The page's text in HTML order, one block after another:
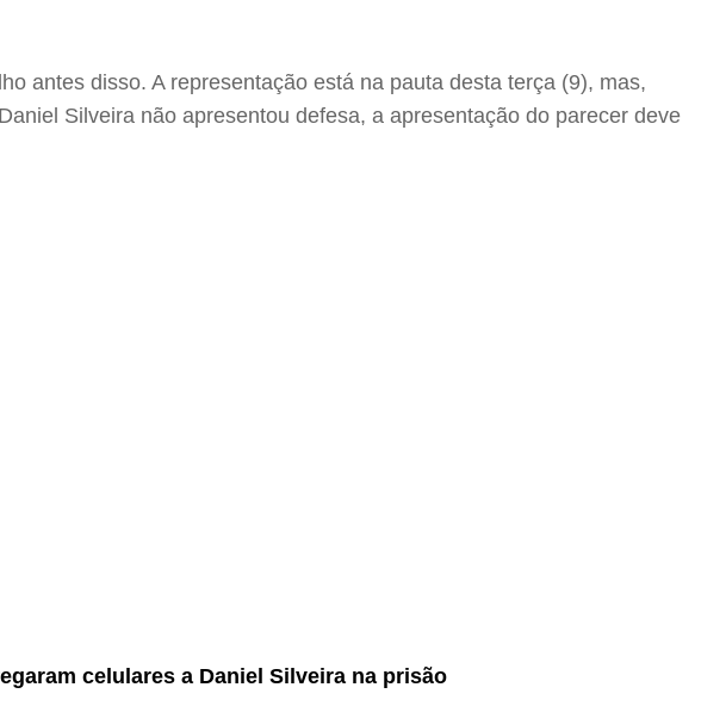
antes disso. A representação está na pauta desta terça (9), mas,
Silveira não apresentou defesa, a apresentação do parecer deve
celulares a Daniel Silveira na prisão